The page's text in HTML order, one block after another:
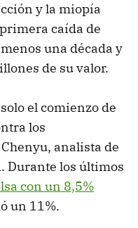
y la miopía
caída de
una década y
de su valor.
el comienzo de
los
analista de
Durante los últimos
con un 8,5%
un 11%.